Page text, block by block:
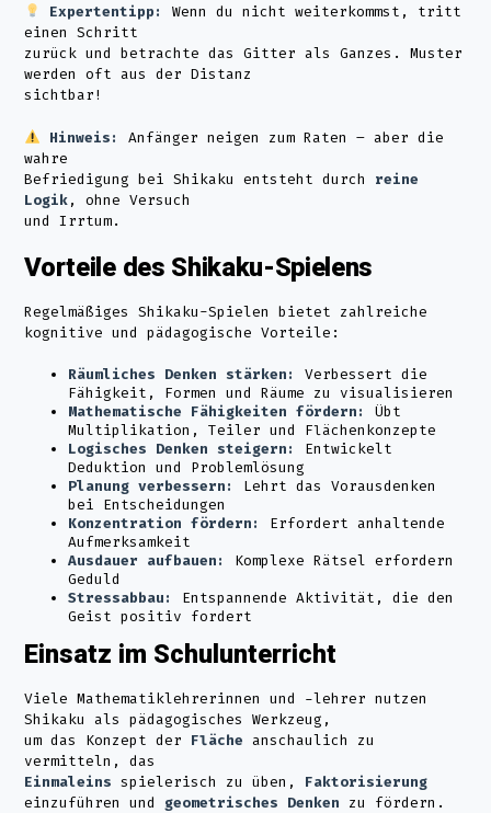
Expertentipp:
Wenn du nicht weiterkommst, tritt
einen Schritt
zurück und betrachte das Gitter als Ganzes. Muster
werden oft aus der Distanz
sichtbar!
Hinweis:
Anfänger neigen zum Raten – aber die
wahre
Befriedigung bei Shikaku entsteht durch reine
Logik, ohne Versuch
und Irrtum.
Vorteile des Shikaku-Spielens
Regelmäßiges Shikaku-Spielen bietet zahlreiche
kognitive und pädagogische Vorteile:
Räumliches Denken stärken:
Verbessert die
Fähigkeit, Formen und Räume zu visualisieren
Mathematische Fähigkeiten fördern:
Übt
Multiplikation, Teiler und Flächenkonzepte
Logisches Denken steigern:
Entwickelt
Deduktion und Problemlösung
Planung verbessern:
Lehrt das Vorausdenken
bei Entscheidungen
Konzentration fördern:
Erfordert anhaltende
Aufmerksamkeit
Ausdauer aufbauen:
Komplexe Rätsel erfordern
Geduld
Stressabbau:
Entspannende Aktivität, die den
Geist positiv fordert
Einsatz im Schulunterricht
Viele Mathematiklehrerinnen und -lehrer nutzen
Shikaku als pädagogisches Werkzeug,
um das Konzept der Fläche anschaulich zu
vermitteln, das
Einmaleins spielerisch zu üben, Faktorisierung
einzuführen und geometrisches Denken zu fördern.